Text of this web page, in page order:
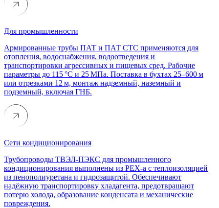
Для промышленности
Армированные трубы ПАТ и ПАТ СТС применяются для
отопления, водоснабжения, водоотведения и
транспортировки агрессивных и пищевых сред. Рабочие
параметры до 115 °C и 25 МПа. Поставка в бухтах 25–600 м
или отрезками 12 м, монтаж надземный, наземный и
подземный, включая ГНБ.
Сети кондиционирования
Трубопроводы ТВЭЛ-ПЭКС для промышленного
кондиционирования выполнены из PEX-a с теплоизоляцией
из пенополиуретана и гидрозащитой. Обеспечивают
надёжную транспортировку хладагента, предотвращают
потерю холода, образование конденсата и механические
повреждения.